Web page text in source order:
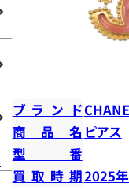
ブランド
商品名 ピアス
型番
買取時期2025